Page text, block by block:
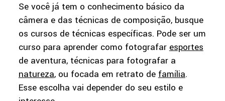
Se você já tem o conhecimento básico da
câmera e das técnicas de composição, busque
os cursos de técnicas específicas. Pode ser um
curso para aprender como fotografaresportes
de aventura, técnicas para fotografar a
natureza, ou focada em retrato defamília.
Esse escolha vai depender do seu estilo e